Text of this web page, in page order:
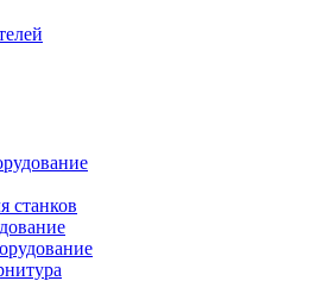
станков